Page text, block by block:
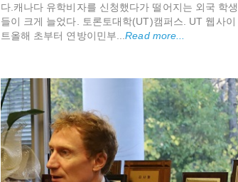
다.캐나다 유학비자를 신청했다가 떨어지는 외국 학생
들이 크게 늘었다. 토론토대학(UT)캠퍼스. UT 웹사이
트올해 초부터 연방이민부...Read more...